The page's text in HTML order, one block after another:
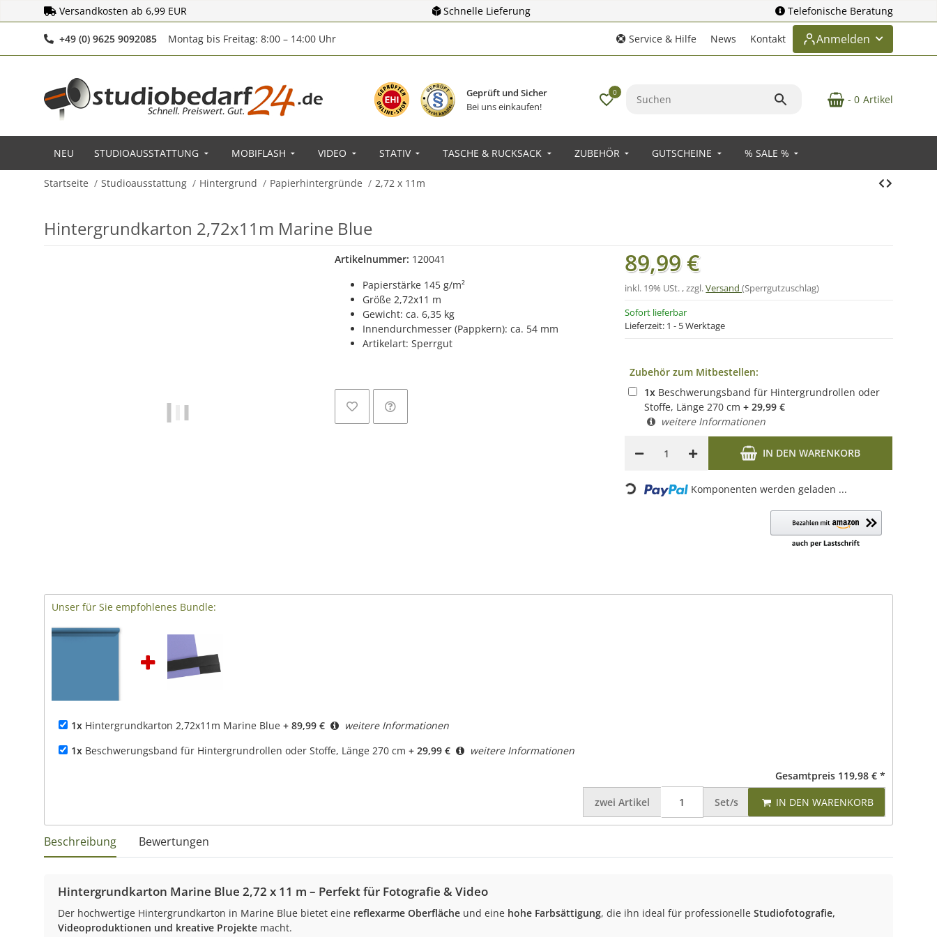
Versandkosten ab 6,99 EUR Schnelle Lieferung Telefonische Beratung
+49 (0) 9625 9092085Telefonnummer
Montag bis Freitag: 8:00 – 14:00 Uhr Service & Hilfe News Kontakt Anmelden
Geprüft und Sicher
Bei uns einkaufen!
0
- 0 Artikel
NEU STUDIOAUSSTATTUNG MOBIFLASH VIDEO STATIV TASCHE & RUCKSACK ZUBEHÖR GUTSCHEINE % SALE %
Startseite Studioausstattung Hintergrund Papierhintergründe 2,72 x 11m
Hintergrundkarton 2,72x11m Marine Blue
Artikelnummer: 120041
Papierstärke 145 g/m²
Größe 2,72x11 m
Gewicht: ca. 6,35 kg
Innendurchmesser (Pappkern): ca. 54 mm
Artikelart: Sperrgut
Sofort lieferbar
Lieferzeit: 1 - 5 Werktage
89,99 €
inkl. 19% USt. , zzgl.Versand(Sperrgutzuschlag)
Zubehör zum Mitbestellen:
1x Beschwerungsband für Hintergrundrollen oder
Stoffe, Länge 270 cm +29,99 €
weitere Informationen
IN DEN WARENKORB
Loading... Komponenten werden geladen ...
Unser für Sie empfohlenes Bundle:
1x Hintergrundkarton 2,72x11m Marine Blue + 89,99 €
weitere Informationen
1x Beschwerungsband für Hintergrundrollen oder Stoffe, Länge 270 cm + 29,99 €
weitere Informationen
Gesamtpreis 119,98 € *
zwei Artikel Set/s IN DEN WARENKORB
Beschreibung Bewertungen
Hintergrundkarton Marine Blue 2,72 x 11 m – Perfekt für Fotografie & Video
Der hochwertige Hintergrundkarton in Marine Blue bietet eine reflexarme Oberfläche und eine hohe Farbsättigung, die ihn ideal für professionelle Studiofotografie,
Videoproduktionen und kreative Projekte macht.